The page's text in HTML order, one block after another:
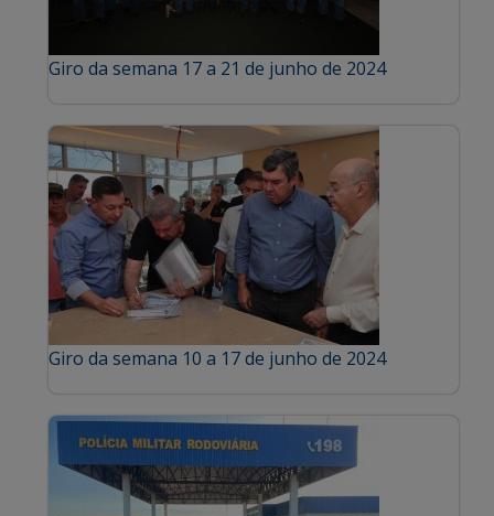
Giro da semana 17 a 21 de junho de 2024
Giro da semana 10 a 17 de junho de 2024